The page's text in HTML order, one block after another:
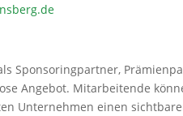
Sponsoringpartner,
Angebot. Mitarbeitende
Unternehmen einen